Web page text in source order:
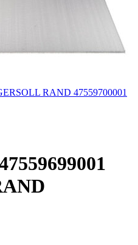
RAND 47559700001